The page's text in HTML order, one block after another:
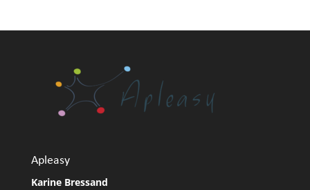
Apleasy
Karine Bressand